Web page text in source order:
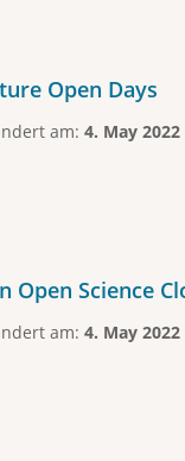
Open Days
am: 4. May 2022
Open Science
am: 4. May 2022